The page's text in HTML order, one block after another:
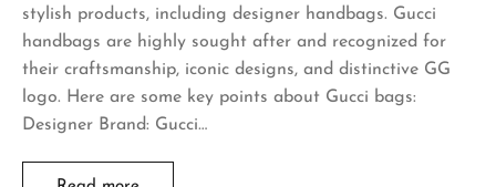
stylish products, including designer handbags. Gucci
handbags are highly sought after and recognized for
their craftsmanship, iconic designs, and distinctive GG
logo. Here are some key points about Gucci bags:
Designer Brand: Gucci…